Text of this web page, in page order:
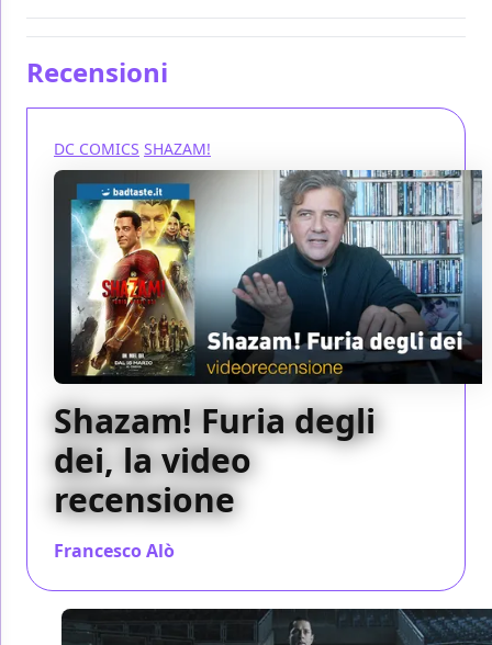
Recensioni
DC COMICS SHAZAM!
Shazam! Furia degli
dei, la video
recensione
Francesco Alò